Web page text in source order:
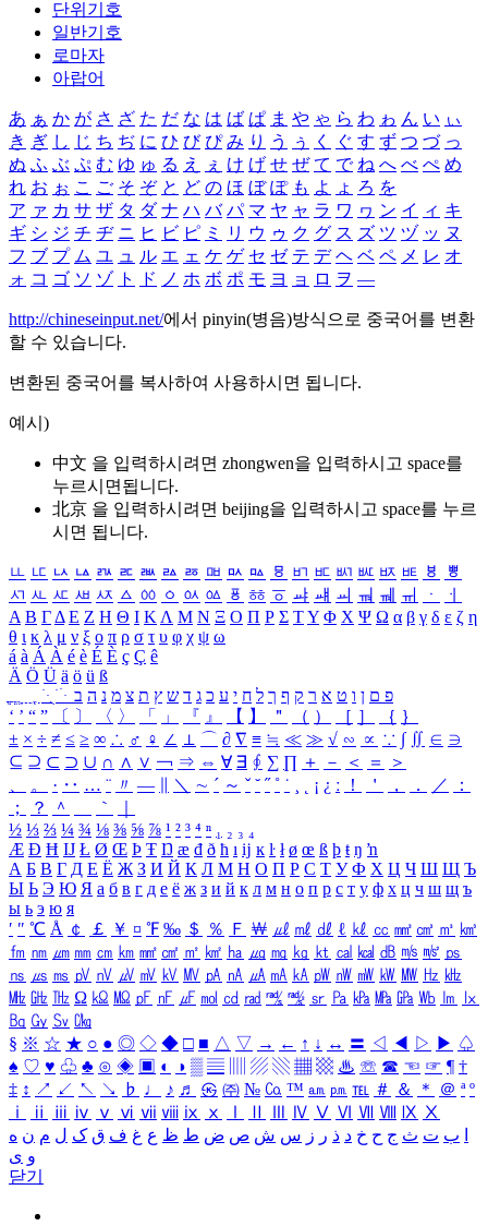
단위기호
일반기호
로마자
아랍어
あ ぁ か が さ ざ た だ な は ば ぱ ま や ゃ ら わ ゎ ん い ぃ
き ぎ し じ ち ぢ に ひ び ぴ み り う ぅ く ぐ す ず つ づ っ
ぬ ふ ぶ ぷ む ゆ ゅ る え ぇ け げ せ ぜ て で ね へ べ ぺ め
れ お ぉ こ ご そ ぞ と ど の ほ ぼ ぽ も よ ょ ろ を
ア ァ カ サ ザ タ ダ ナ ハ バ パ マ ヤ ャ ラ ワ ヮ ン イ ィ キ
ギ シ ジ チ ヂ ニ ヒ ビ ピ ミ リ ウ ゥ ク グ ス ズ ツ ヅ ッ ヌ
フ ブ プ ム ユ ュ ル エ ェ ケ ゲ セ ゼ テ デ ヘ ベ ペ メ レ オ
ォ コ ゴ ソ ゾ ト ド ノ ホ ボ ポ モ ヨ ョ ロ ヲ ―
http://chineseinput.net/에서 pinyin(병음)방식으로 중국어를 변환
할 수 있습니다.
변환된 중국어를 복사하여 사용하시면 됩니다.
예시)
中文 을 입력하시려면 zhongwen을 입력하시고 space를
누르시면됩니다.
北京 을 입력하시려면 beijing을 입력하시고 space를 누르
시면 됩니다.
ㅥ ㅦ ㅧ ㅨ ㅩ ㅪ ㅫ ㅬ ㅭ ㅮ ㅯ ㅰ ㅱ ㅲ ㅳ ㅴ ㅵ ㅶ ㅷ ㅸ
ㅹ
ㅺ ㅻ ㅼ ㅽ ㅾ ㅿ ㆀ ㆁ ㆂ ㆃ ㆄ ㆅ ㆆ ㆇ ㆈ ㆉ ㆊ ㆋ ㆌ ㆍ
ㆎ
Α Β ΓΔ Ε Ζ Η Θ Ι ΚΛ Μ Ν Ξ Ο Π Ρ Σ ΤΥ Φ Χ Ψ Ω α β γ δ ε ζ η
θ ι κ λ μ ν ξ ο π ρ σ τ υ φ χ ψ ω
á à Á À é è É È ç Ç ê
Ä Ö Ü ä ö ü ß
ִֶֹ ֻּ ׁׂ פ ם ן ו ט א ר ק ף ך ל ח י ע כ ג ד ש ץ ת צ מ נ ה ב
‘ ’ “ ” 〔 〕 〈 〉 「 」 『 』 【 】 ＂ （ ） ［ ］ ｛ ｝
± × ÷ ≠ ≤ ≥ ∞ ∴ ♂ ♀ ∠ ⊥ ⌒ ∂ ∇ ≡ ≒ ≪ ≫ √ ∽ ∝ ∵ ∫ ∬ ∈ ∋
⊆ ⊇ ⊂ ⊃ ∪ ∩ ∧ ∨ ￢ ⇒ ⇔ ∀ ∃ ∮ ∑ ∏ ＋ － ＜ ＝
＞
、
。 · ‥ … ¨ 〃 ― ＼ ∼ ´ ～ ˇ ˘ ˝ ˚ ˙ ¸ ¡ ¿ ː ！ ＇ ， ． ／
：
；
？ ＾ ｀
½ ⅓ ⅔ ¼ ¾ ⅛ ⅜ ⅝ ⅞ ¹ ² ³ ⁴ ⁿ ₁ ₂ ₃ ₄
Æ Ð Ħ Ĳ Ł Ø Œ Þ Ŧ Ŋ æ đ ð ħ ı ĳ ĸ ŀ ł ø œ ß þ ŧ ŋ ŉ
А Б В Г Д Е Ё Ж З И Й К Л М Н О П Р С Т У Ф Х Ц Ч Ш Щ Ъ
Ы Ь Э Ю Я а б в г д е ё ж з и й к л м н о п р с т у ф х ц ч ш щ ъ
ы ь э ю я
′ ″ ℃ Å ￠ ￡ ￥ ¤ ℉ ‰ ＄ ％ Ｆ ￦ ㎕ ㎖ ㎗ ℓ ㎘ ㏄ ㎣ ㎤ ㎥ ㎦
㎙ ㎚ ㎛ ㎜ ㎝ ㎞ ㎟ ㎠ ㎡ ㎢ ㏊ ㎍ ㎎ ㎏ ㏏ ㎈ ㎉ ㏈ ㎧ ㎨ ㎰
㎱ ㎲ ㎳ ㎴ ㎵ ㎶ ㎷ ㎸ ㎹ ㎀ ㎁ ㎂ ㎃ ㎄ ㎺ ㎻ ㎽ ㎾ ㎿ ㎐ ㎑
㎒ ㎓ ㎔ Ω ㏀ ㏁ ㎊ ㎋ ㎌ ㏖ ㏅ ㎭ ㎮ ㎯ ㏛ ㎩ ㎪ ㎫ ㎬ ㏝ ㏐
㏓
㏃ ㏉ ㏜ ㏆
§ ※ ☆ ★ ○ ● ◎ ◇ ◆ □ ■ △ ▽ → ← ↑ ↓ ↔ 〓 ◁ ◀ ▷ ▶ ♤
♠ ♡ ♥ ♧ ♣ ⊙ ◈ ▣ ◐ ◑ ▒ ▤ ▨ ▧ ▦ ▩ ♨ ☏ ☎ ☜ ☞ ¶ †
‡ ↕ ↗ ↙ ↖ ↘ ♭ ♩ ♪ ♬ ㉿ ㈜ № ㏇ ™ ㏂ ㏘ ℡ ＃ ＆ ＊ ＠ ª º
ⅰ
ⅱ ⅲ ⅳ ⅴ ⅵ ⅶ ⅷ ⅸ ⅹ Ⅳ Ⅴ Ⅵ Ⅶ Ⅷ Ⅸ Ⅹ
ب ت ث ج ح خ د ذ ر ز س ش ص ض ط ظ ع غ ف ق ک ل م ن ه
و ی
닫기